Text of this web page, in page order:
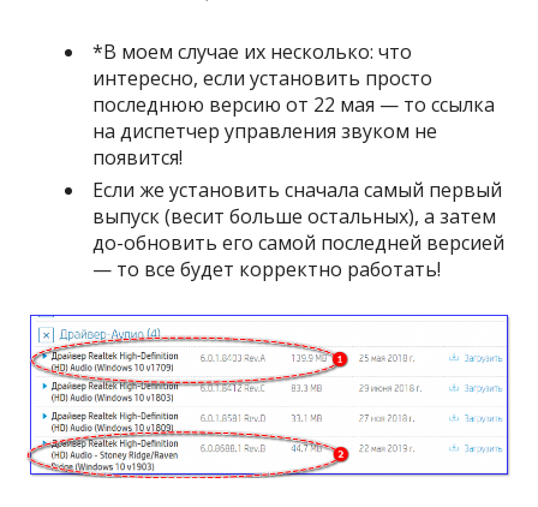
*В моем случае их несколько: что
интересно, если установить просто
последнюю версию от 22 мая — то ссылка
на диспетчер управления звуком не
появится!
Если же установить сначала самый первый
выпуск (весит больше остальных), а затем
до-обновить его самой последней версией
— то все будет корректно работать!